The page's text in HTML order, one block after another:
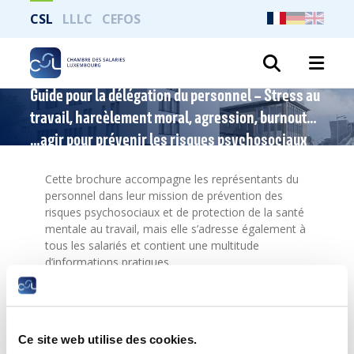
Ce site web utilise des cookies.
CSL LLLC CEFOS
Guide pour la délégation du personnel – Stress au
travail, harcèlement moral, agression, burnout…
…agir pour prévenir les risques psychosociaux
Cette brochure accompagne les représentants du
personnel dans leur mission de prévention des
risques psychosociaux et de protection de la santé
mentale au travail, mais elle s’adresse également à
tous les salariés et contient une multitude
d’informations pratiques.
clés, des données statistiques pertinentes sur le
ainsi que des fiches outils offrant des démarches